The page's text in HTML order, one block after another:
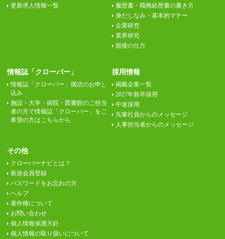
更新求人情報一覧
履歴書・職務経歴書の書き方
身だしなみ・基本的マナー
企業研究
業界研究
面接の仕方
情報誌「クローバー」
情報誌「クローバー」購読のお申し
込み
施設・大学・病院・図書館のご担当
者の方で情報誌「クローバー」をご
希望の方はこちらから
採用情報
掲載企業一覧
2027年新卒採用
中途採用
先輩社員からのメッセージ
人事担当者からのメッセージ
その他
クローバーナビとは？
新規会員登録
パスワードをお忘れの方
ヘルプ
著作権について
お問い合わせ
個人情報保護方針
個人情報の取り扱いについて